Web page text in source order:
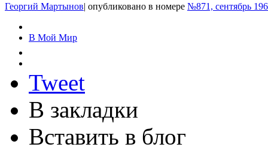
Георгий Мартынов| опубликовано в номере №871, сентябрь
В Мой Мир
Tweet
В закладки
Вставить в блог